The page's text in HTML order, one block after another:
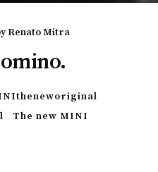
Renato Mitra
The new MINI